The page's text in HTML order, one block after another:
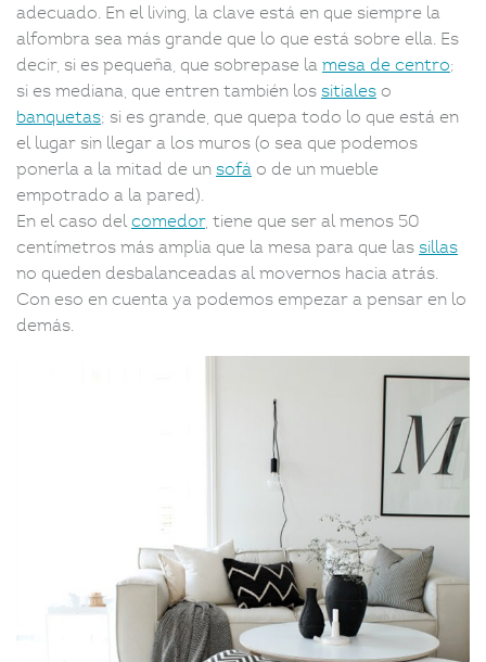
adecuado. En el living, la clave está en que siempre la
alfombra sea más grande que lo que está sobre ella. Es
decir, si es pequeña, que sobrepase lamesa de centro;
si es mediana, que entren también lossitiales o
banquetas; si es grande, que quepa todo lo que está en
el lugar sin llegar a los muros (o sea que podemos
ponerla a la mitad de unsofá o de un mueble
empotrado a la pared).
En el caso delcomedor, tiene que ser al menos 50
centímetros más amplia que la mesa para que lassillas
no queden desbalanceadas al movernos hacia atrás.
Con eso en cuenta ya podemos empezar a pensar en lo
demás.